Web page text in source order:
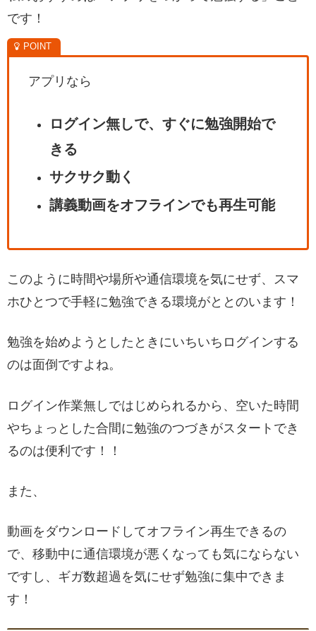
です！
アプリなら
ログイン無しで、すぐに勉強開始で
きる
サクサク動く
講義動画をオフラインでも再生可能
このように時間や場所や通信環境を気にせず、スマ
ホひとつで手軽に勉強できる環境がととのいます！
勉強を始めようとしたときにいちいちログインする
のは面倒ですよね。
ログイン作業無しではじめられるから、空いた時間
やちょっとした合間に勉強のつづきがスタートでき
るのは便利です！！
また、
動画をダウンロードしてオフライン再生できるの
で、移動中に通信環境が悪くなっても気にならない
ですし、ギガ数超過を気にせず勉強に集中できま
す！